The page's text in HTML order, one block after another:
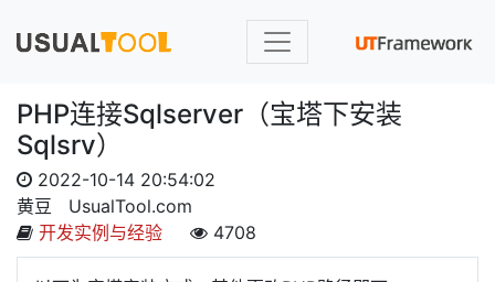
PHP连接Sqlserver（宝塔下安装
Sqlsrv）
2022-10-14 20:54:02
黄豆
UsualTool.com
开发实例与经验
4708